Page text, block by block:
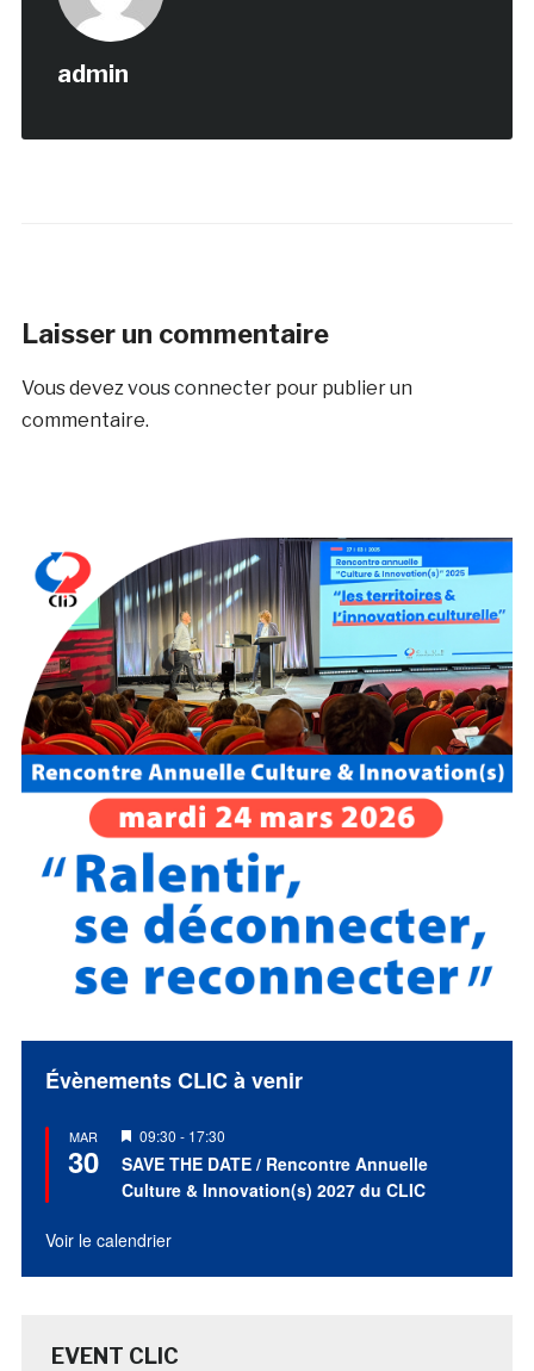
admin
Laisser un commentaire
Vous devezvous connecterpour publier un
commentaire.
Évènements CLIC à venir
MAR
30
Mis
en
avant
09:30 - 17:30
SAVE THE DATE / Rencontre Annuelle
Culture & Innovation(s) 2027 du CLIC
Voir le calendrier
EVENT CLIC